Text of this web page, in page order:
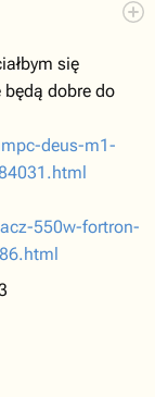
się
dobre do
deus-m1-
550w-fortron-